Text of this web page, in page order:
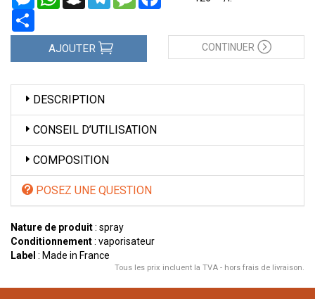
AJOUTER CONTINUER
DESCRIPTION
CONSEIL D’UTILISATION
COMPOSITION
POSEZ UNE QUESTION
Nature de produit: spray
Conditionnement: vaporisateur
Label : Made in France
Tous les prix incluent la TVA - hors frais de livraison.